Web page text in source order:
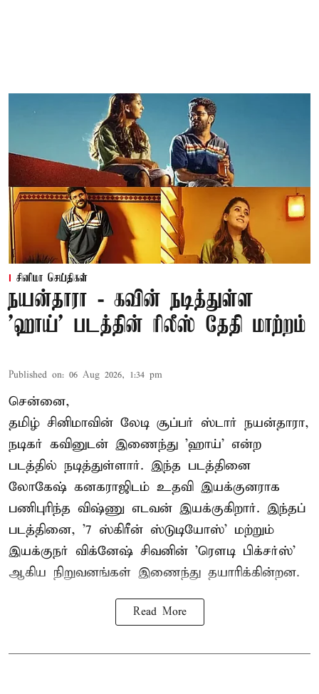
சினிமா செய்திகள்
நயன்தாரா - கவின் நடித்துள்ள
'ஹாய்' படத்தின் ரிலீஸ் தேதி மாற்றம்
Published on: 06 Aug 2026, 1:34 pm
சென்னை,
தமிழ் சினிமாவின் லேடி சூப்பர் ஸ்டார் நயன்தாரா,
நடிகர் கவினுடன் இணைந்து 'ஹாய்' என்ற
படத்தில் நடித்துள்ளார். இந்த படத்தினை
லோகேஷ் கனகராஜிடம் உதவி இயக்குனராக
பணிபுரிந்த விஷ்ணு எடவன் இயக்குகிறார். இந்தப்
படத்தினை, '7 ஸ்கிரீன் ஸ்டுடியோஸ்' மற்றும்
இயக்குநர் விக்னேஷ் சிவனின் 'ரௌடி பிக்சர்ஸ்'
ஆகிய நிறுவனங்கள் இணைந்து தயாரிக்கின்றன.
Read More